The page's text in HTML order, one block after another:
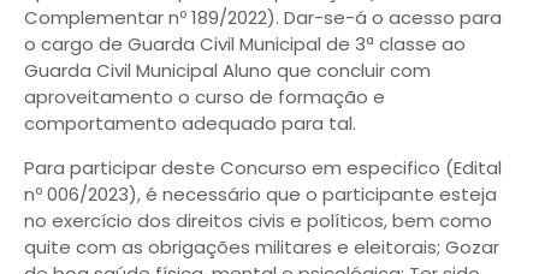
Complementar nº 189/2022). Dar-se-á o acesso para
o cargo de Guarda Civil Municipal de 3ª classe ao
Guarda Civil Municipal Aluno que concluir com
aproveitamento o curso de formação e
comportamento adequado para tal.
Para participar deste Concurso em especifico (Edital
nº 006/2023), é necessário que o participante esteja
no exercício dos direitos civis e políticos, bem como
quite com as obrigações militares e eleitorais; Gozar